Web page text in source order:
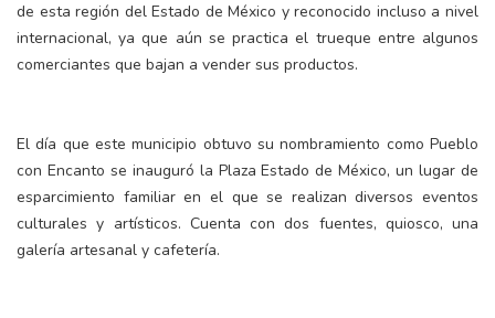
de esta región del Estado de México y reconocido incluso a nivel
internacional, ya que aún se practica el trueque entre algunos
comerciantes que bajan a vender sus productos.
El día que este municipio obtuvo su nombramiento como Pueblo
con Encanto se inauguró la Plaza Estado de México, un lugar de
esparcimiento familiar en el que se realizan diversos eventos
culturales y artísticos. Cuenta con dos fuentes, quiosco, una
galería artesanal y cafetería.